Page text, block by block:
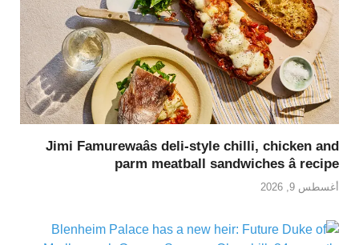
Jimi Famurewaâs deli-style chilli, chicken and
parm meatball sandwiches â recipe
أغسطس 9, 2026